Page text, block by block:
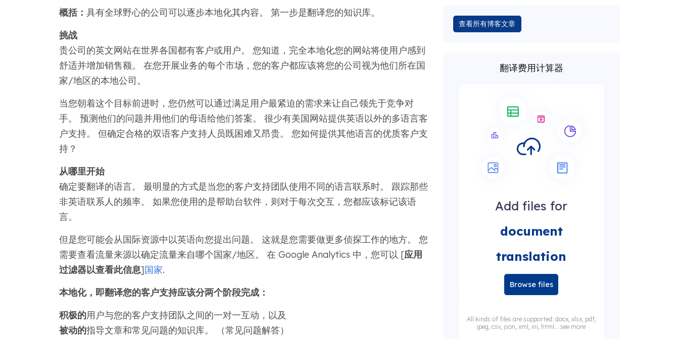
概括： 具有全球野心的公司可以逐步本地化其内容。 第一步是翻译您的知识库。
挑战
贵公司的英文网站在世界各国都有客户或用户。 您知道，完全本地化您的网站将使用户感到
舒适并增加销售额。 在您开展业务的每个市场，您的客户都应该将您的公司视为他们所在国
家/地区的本地公司。
当您朝着这个目标前进时，您仍然可以通过满足用户最紧迫的需求来让自己领先于竞争对
手。 预测他们的问题并用他们的母语给他们答案。 很少有美国网站提供英语以外的多语言客
户支持。 但确定合格的双语客户支持人员既困难又昂贵。 您如何提供其他语言的优质客户支
持？
从哪里开始
确定要翻译的语言。 最明显的方式是当您的客户支持团队使用不同的语言联系时。 跟踪那些
非英语联系人的频率。 如果您使用的是帮助台软件，则对于每次交互，您都应该标记该语
言。
但是您可能会从国际资源中以英语向您提出问题。 这就是您需要做更多侦探工作的地方。 您
需要查看流量来源以确定流量来自哪个国家/地区。 在 Google Analytics 中，您可以 [应用
过滤器以查看此信息]国家.
本地化，即翻译您的客户支持应该分两个阶段完成：
积极的用户与您的客户支持团队之间的一对一互动，以及
被动的指导文章和常见问题的知识库。 （常见问题解答）
查看所有博客文章
翻译费用计算器
Add files for
document
translation
Browse files
All kinds of files are supported: docx, xlsx, pdf,
jpeg, csv, json, xml, ini, html... see more